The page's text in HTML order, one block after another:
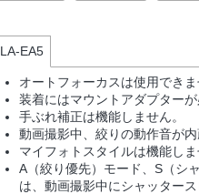
LA-EA5
オートフォーカスは使用できま
装着にはマウントアダプターが
手ぶれ補正は機能しません。
動画撮影中、絞りの動作音が
マイフォトスタイルは機能しま
A（絞り優先）モード、S（シ
は、動画撮影中にシャッター